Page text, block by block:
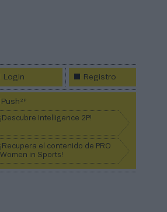
Login Registro
Push2P
¡Descubre Intelligence 2P!
¡Recupera el contenido de PRO
Women in Sports!